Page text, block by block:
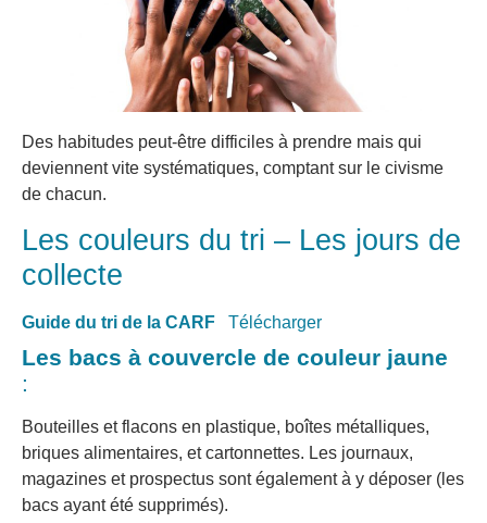
Des habitudes peut-être difficiles à prendre mais qui
deviennent vite systématiques, comptant sur le civisme
de chacun.
Les couleurs du tri – Les jours de
collecte
Guide du tri de la CARF Télécharger
Les bacs à couvercle de couleur jaune
:
Bouteilles et flacons en plastique, boîtes métalliques,
briques alimentaires, et cartonnettes. Les journaux,
magazines et prospectus sont également à y déposer (les
bacs ayant été supprimés).